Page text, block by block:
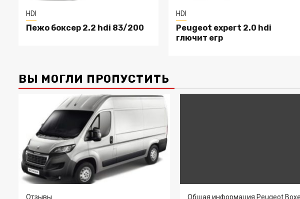
HDI
Пежо боксер 2.2 hdi 83/200
HDI
Peugeot expert 2.0 hdi
глючит егр
ВЫ МОГЛИ ПРОПУСТИТЬ
Отзывы Общая информация Peugeot